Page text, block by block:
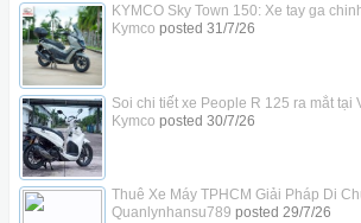
KYMCO Sky Town 150: Xe tay ga
Kymco posted 31/7/26
Soi chi tiết xe People R 125 ra mắt tại
Kymco posted 30/7/26
Thuê Xe Máy TPHCM Giải Pháp Di
Quanlynhansu789 posted 29/7/26